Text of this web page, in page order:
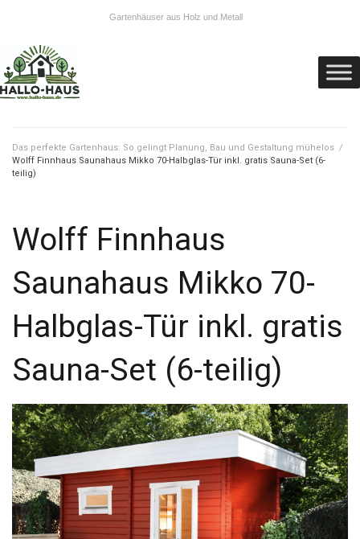
Gartenhäuser aus Holz und Metall
Das perfekte Gartenhaus: So gelingt Planung, Bau und Gestaltung mühelos /
Wolff Finnhaus Saunahaus Mikko 70-Halbglas-Tür inkl. gratis Sauna-Set (6-
teilig)
Wolff Finnhaus
Saunahaus Mikko 70-
Halbglas-Tür inkl. gratis
Sauna-Set (6-teilig)